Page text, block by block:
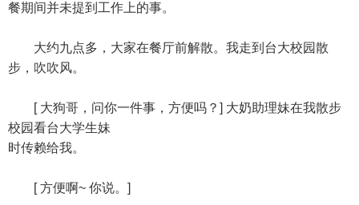
餐期间并未提到工作上的事。
大约九点多，大家在餐厅前解散。我走到台大校园散
步，吹吹风。
[ 大狗哥，问你一件事，方便吗？] 大奶助理妹在我散步
校园看台大学生妹
时传赖给我。
[ 方便啊~ 你说。]